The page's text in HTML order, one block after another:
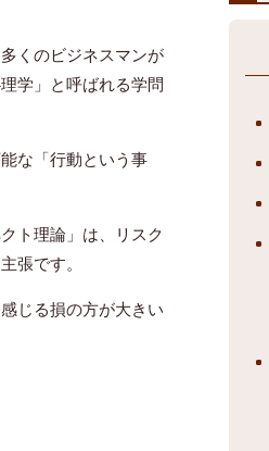
くのビジネスマンが
学」と呼ばれる学問
な「行動という事
ト理論」は、リスク
張です。
じる損の方が大きい